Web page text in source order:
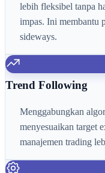
lebih fleksibel tanpa
impas. Ini membantu
sideways.
Trend Following
Menggabungkan
menyesuaikan target
manajemen trading